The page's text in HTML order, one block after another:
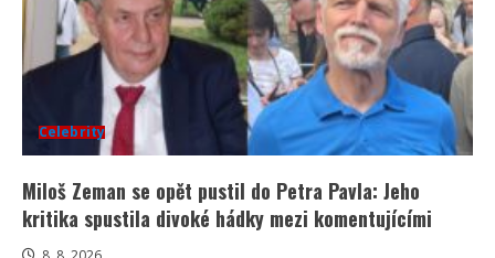
Celebrity
Miloš Zeman se opět pustil do Petra Pavla: Jeho
kritika spustila divoké hádky mezi komentujícími